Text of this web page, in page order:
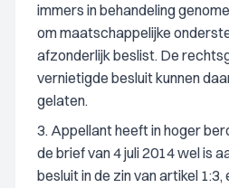
immers in behandeling
om maatschappelijke
afzonderlijk beslist. De
vernietigde besluit kunnen
gelaten.
3. Appellant heeft in hoger
de brief van 4 juli 2014 wel is
besluit in de zin van artikel